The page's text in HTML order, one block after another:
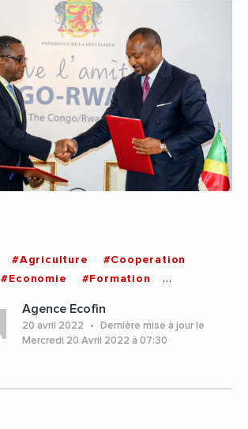
#Agriculture
#Cooperation
#Economie
#Formation
#Sport #RDC
Agence Ecofin
20 avril 2022
Dernière mise à jour le
Mercredi 20 Avril 2022 à 07:30